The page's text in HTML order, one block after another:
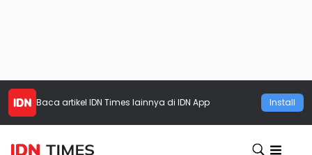
Baca artikel IDN Times lainnya di IDN App Install